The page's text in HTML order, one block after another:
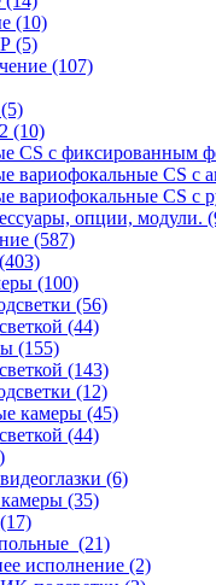
(10)
(5)
(107)
(5)
(10)
CS c фиксированным
вариофокальные CS c
вариофокальные CS c
опции, модули.
(587)
(403)
(100)
(56)
(44)
(155)
(143)
(12)
камеры (45)
(44)
(6)
(35)
(17)
(21)
исполнение (2)